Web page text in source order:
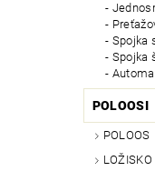
Spojka
Spojka
POLOOSI
POLOOS